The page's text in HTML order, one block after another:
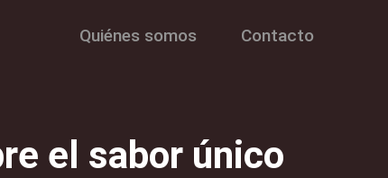
Quiénes somos Contacto
el sabor único